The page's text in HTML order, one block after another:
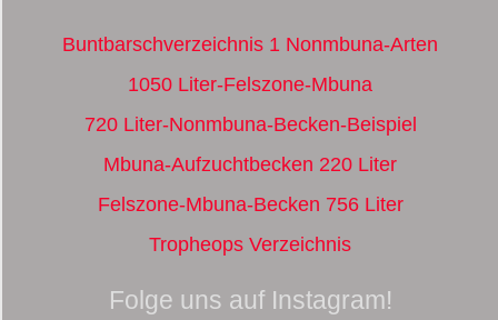
Buntbarschverzeichnis 1 Nonmbuna-Arten
1050 Liter-Felszone-Mbuna
720 Liter-Nonmbuna-Becken-Beispiel
Mbuna-Aufzuchtbecken 220 Liter
Felszone-Mbuna-Becken 756 Liter
Tropheops Verzeichnis
Folge uns auf Instagram!